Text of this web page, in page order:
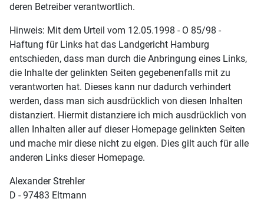
deren Betreiber verantwortlich.
Hinweis: Mit dem Urteil vom 12.05.1998 - O 85/98 -
Haftung für Links hat das Landgericht Hamburg
entschieden, dass man durch die Anbringung eines Links,
die Inhalte der gelinkten Seiten gegebenenfalls mit zu
verantworten hat. Dieses kann nur dadurch verhindert
werden, dass man sich ausdrücklich von diesen Inhalten
distanziert. Hiermit distanziere ich mich ausdrücklich von
allen Inhalten aller auf dieser Homepage gelinkten Seiten
und mache mir diese nicht zu eigen. Dies gilt auch für alle
anderen Links dieser Homepage.
Alexander Strehler
D - 97483 Eltmann